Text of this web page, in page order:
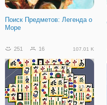
Поиск Предметов: Легенда о
Море
251 16 107.01 K